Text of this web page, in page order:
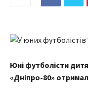
Юні футболісти
«Дніпро-80»